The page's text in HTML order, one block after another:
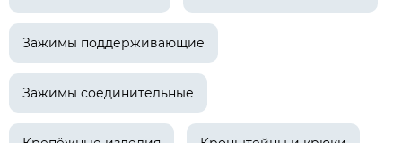
Зажимы поддерживающие
Зажимы соединительные